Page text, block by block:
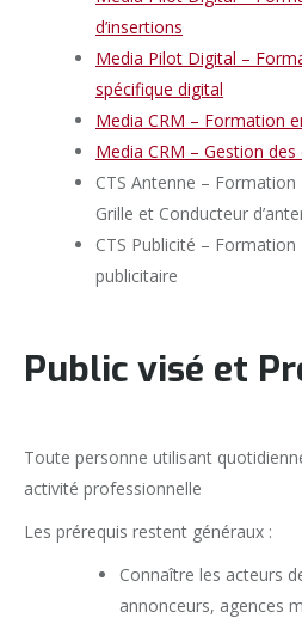
d’insertions
Media Pilot Digital –
spécifique digital
Media CRM – Formation
Media CRM – Gestion des
CTS Antenne –
Grille et Conducteur
CTS Publicité –
publicitaire
Public visé et
Toute personne utilisant
activité professionnelle
Les prérequis restent généraux :
Connaître les acteurs
annonceurs, agences